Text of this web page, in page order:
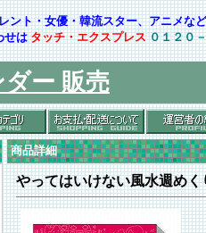
ント・女優・韓流スター、アニメ
せはタッチ・エクスプレス ０１２０
ダー 販売
商品詳細
やってはいけない風水週め